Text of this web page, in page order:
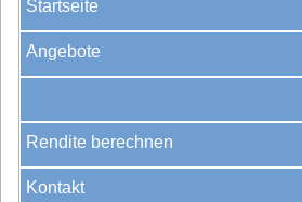
Startseite
Angebote
Rendite berechnen
Kontakt